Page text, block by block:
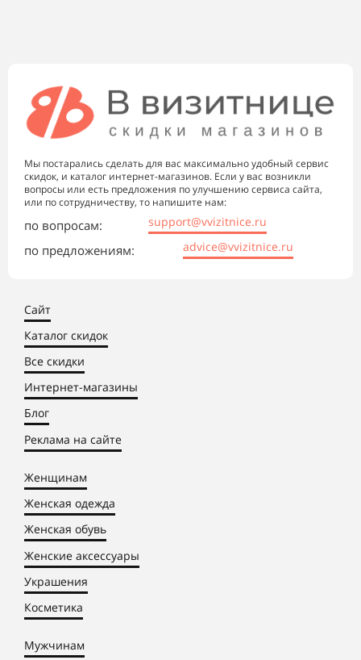
Мы постарались сделать для вас максимально удобный сервис
скидок, и каталог интернет-магазинов. Если у вас возникли
вопросы или есть предложения по улучшению сервиса сайта,
или по сотрудничеству, то напишите нам:
по вопросам: support@vvizitnice.ru
по предложениям: advice@vvizitnice.ru
Сайт
Каталог скидок
Все скидки
Интернет-магазины
Блог
Реклама на сайте
Женщинам
Женская одежда
Женская обувь
Женские аксессуары
Украшения
Косметика
Мужчинам